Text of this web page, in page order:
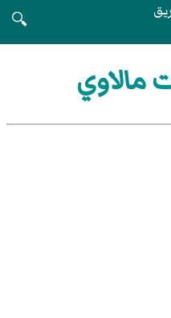
🔍
مالاوي